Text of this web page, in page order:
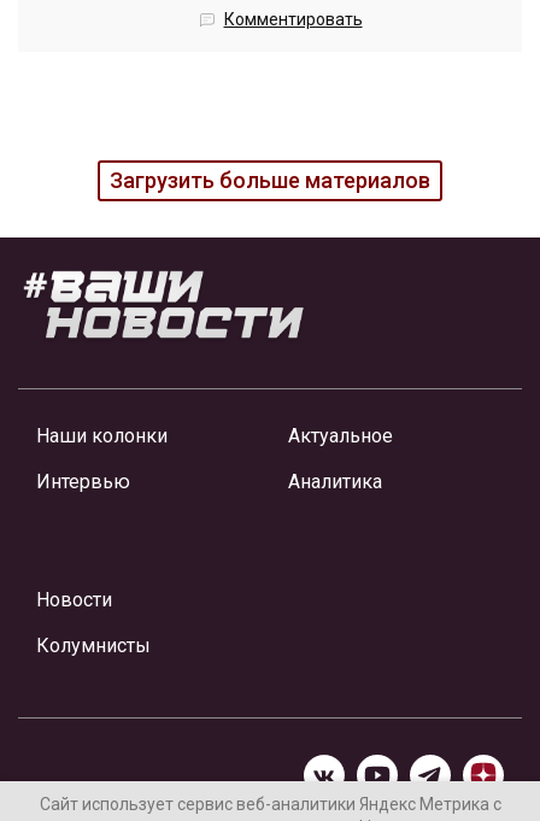
Комментировать
Загрузить больше материалов
Наши колонки
Интервью
Актуальное
Аналитика
Новости
Колумнисты
Сайт использует сервис веб-аналитики Яндекс Метрика с